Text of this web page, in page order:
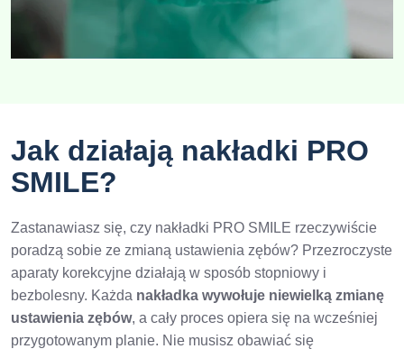
Jak działają nakładki PRO
SMILE?
Zastanawiasz się, czy nakładki PRO SMILE rzeczywiście
poradzą sobie ze zmianą ustawienia zębów? Przezroczyste
aparaty korekcyjne działają w sposób stopniowy i
bezbolesny. Każda nakładka wywołuje niewielką zmianę
ustawienia zębów, a cały proces opiera się na wcześniej
przygotowanym planie. Nie musisz obawiać się